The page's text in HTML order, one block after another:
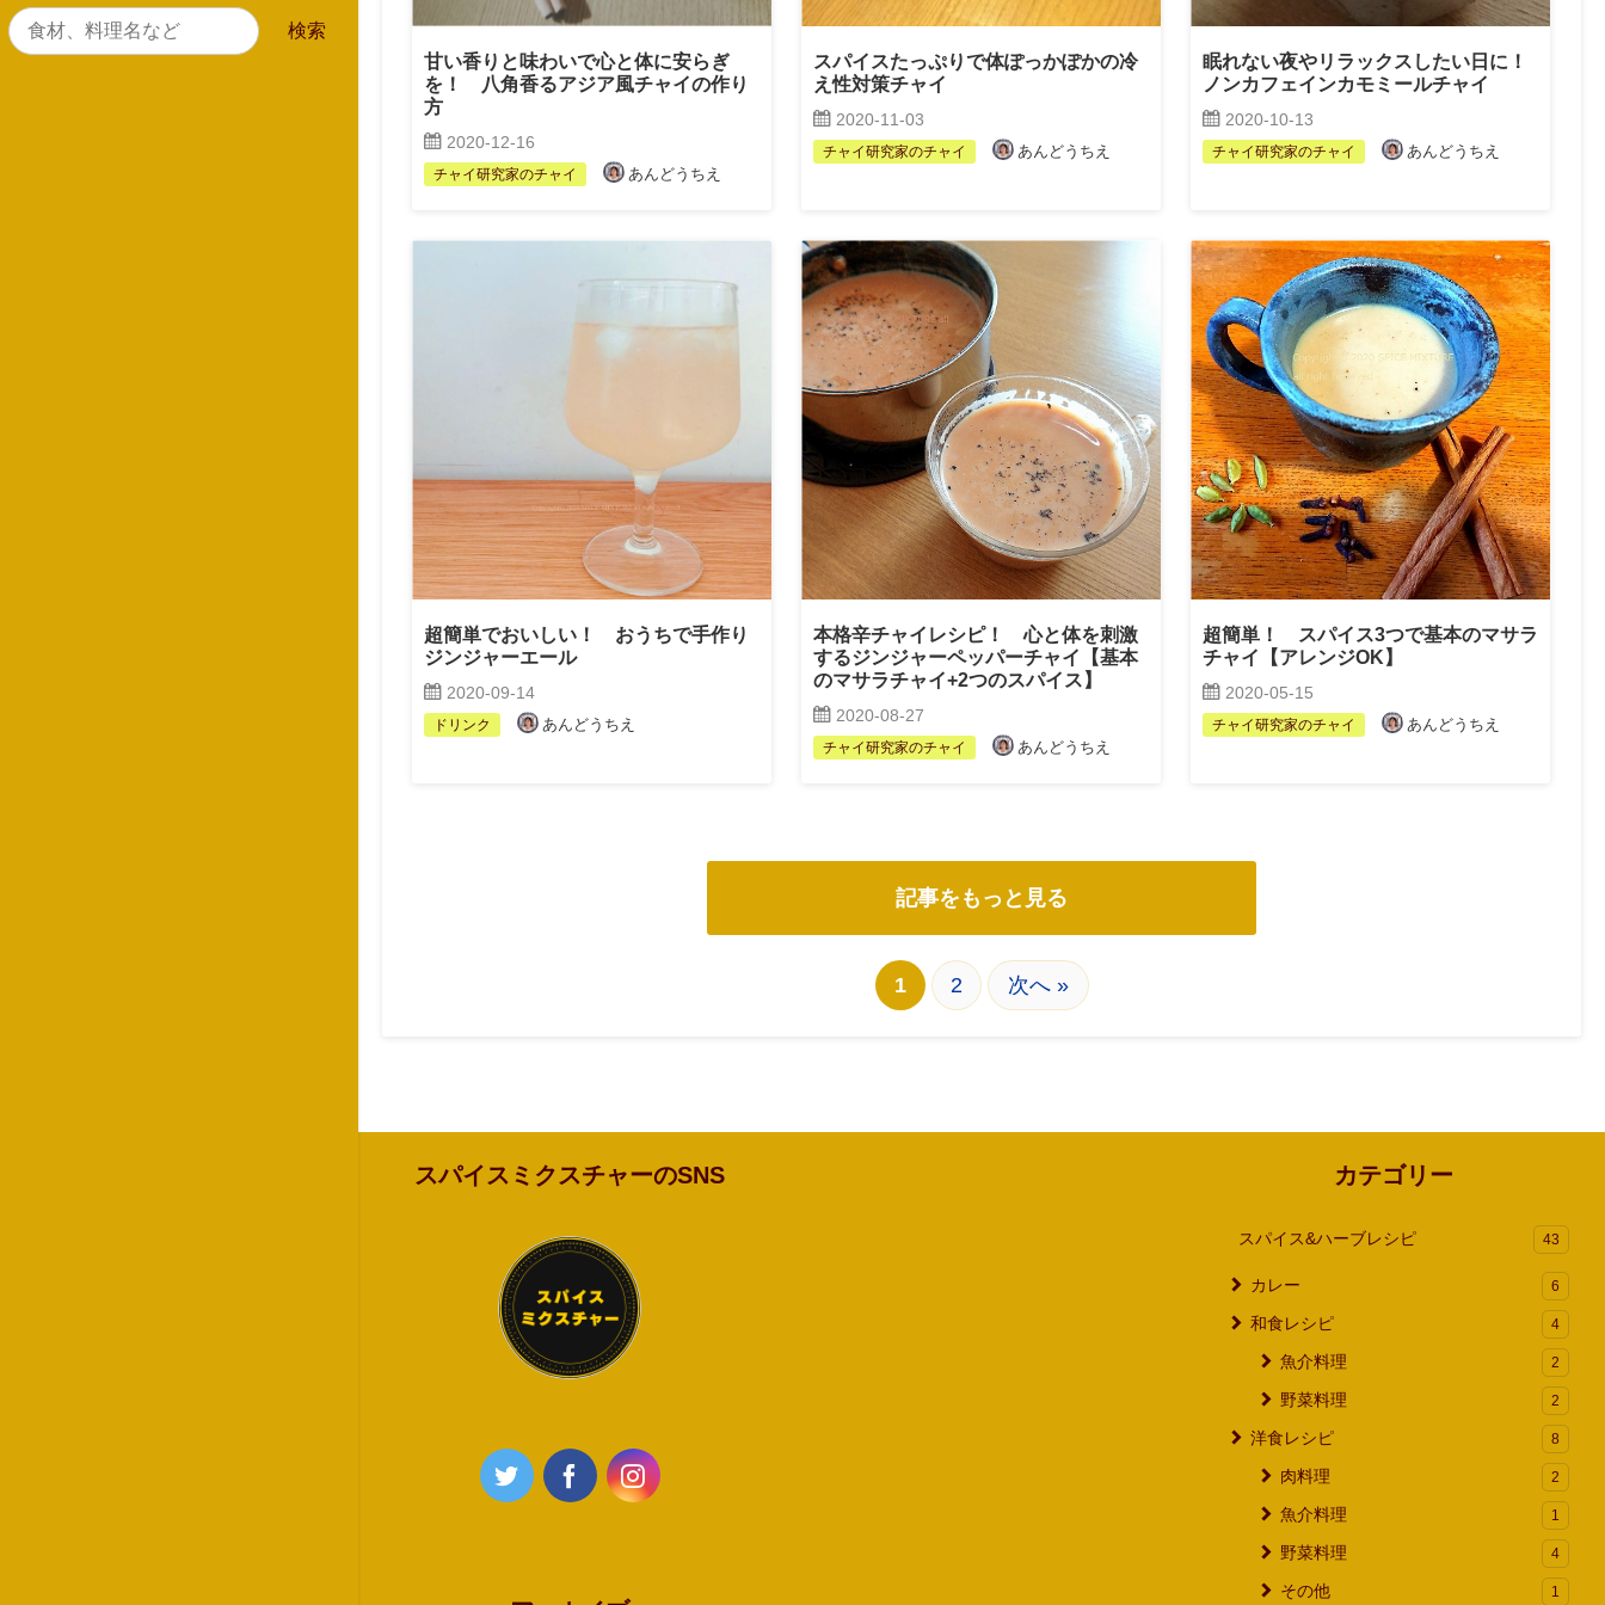
甘い香りと味わいで心と体に安らぎ
を！ 八角香るアジア風チャイの作り
方
2020-12-16
チャイ研究家のチャイ あんどうちえ
スパイスたっぷりで体ぽっかぽかの冷
え性対策チャイ
2020-11-03
チャイ研究家のチャイ あんどうちえ
眠れない夜やリラックスしたい日に！
ノンカフェインカモミールチャイ
2020-10-13
チャイ研究家のチャイ あんどうちえ
超簡単でおいしい！ おうちで手作り
ジンジャーエール
2020-09-14
ドリンク あんどうちえ
本格辛チャイレシピ！ 心と体を刺激
するジンジャーペッパーチャイ【基本
のマサラチャイ+2つのスパイス】
2020-08-27
チャイ研究家のチャイ あんどうちえ
超簡単！ スパイス3つで基本のマサラ
チャイ【アレンジOK】
2020-05-15
チャイ研究家のチャイ あんどうちえ
記事をもっと見る
1 2 次へ »
スパイスミクスチャーのSNS カテゴリー
スパイス&ハーブレシピ 43
カレー 6
和食レシピ 4
魚介料理 2
野菜料理 2
洋食レシピ 8
肉料理 2
魚介料理 1
野菜料理 4
その他 1